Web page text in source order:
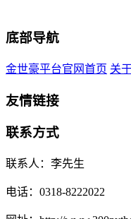
底部导航
金世豪平台官网首页 关
友情链接
联系方式
联系人：李先生
电话：0318-8222022